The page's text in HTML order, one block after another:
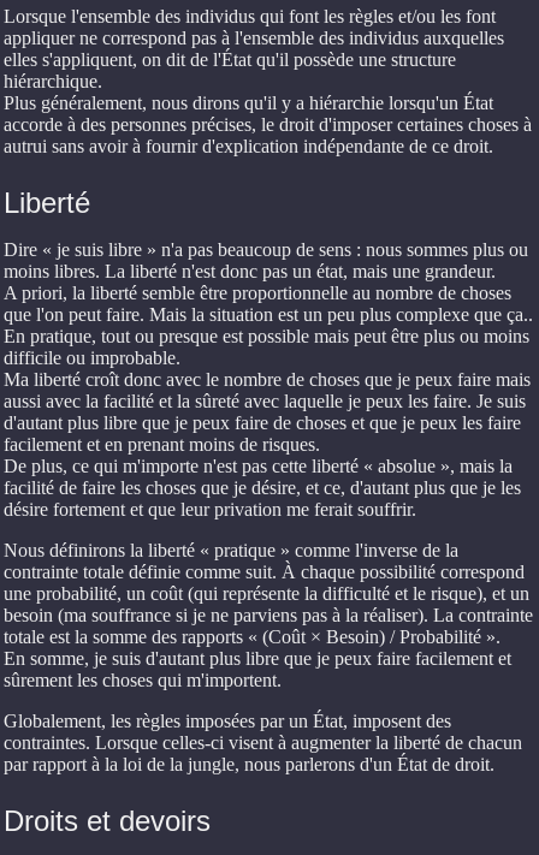
Lorsque l'ensemble des individus qui font les règles et/ou les font
appliquer ne correspond pas à l'ensemble des individus auxquelles
elles s'appliquent, on dit de l'État qu'il possède une structure
hiérarchique.
Plus généralement, nous dirons qu'il y a hiérarchie lorsqu'un État
accorde à des personnes précises, le droit d'imposer certaines choses à
autrui sans avoir à fournir d'explication indépendante de ce droit.
Liberté
Dire « je suis libre » n'a pas beaucoup de sens : nous sommes plus ou
moins libres. La liberté n'est donc pas un état, mais une grandeur.
A priori, la liberté semble être proportionnelle au nombre de choses
que l'on peut faire. Mais la situation est un peu plus complexe que ça..
En pratique, tout ou presque est possible mais peut être plus ou moins
difficile ou improbable.
Ma liberté croît donc avec le nombre de choses que je peux faire mais
aussi avec la facilité et la sûreté avec laquelle je peux les faire. Je suis
d'autant plus libre que je peux faire de choses et que je peux les faire
facilement et en prenant moins de risques.
De plus, ce qui m'importe n'est pas cette liberté « absolue », mais la
facilité de faire les choses que je désire, et ce, d'autant plus que je les
désire fortement et que leur privation me ferait souffrir.
Nous définirons la liberté « pratique » comme l'inverse de la
contrainte totale définie comme suit. À chaque possibilité correspond
une probabilité, un coût (qui représente la difficulté et le risque), et un
besoin (ma souffrance si je ne parviens pas à la réaliser). La contrainte
totale est la somme des rapports « (Coût × Besoin) / Probabilité ».
En somme, je suis d'autant plus libre que je peux faire facilement et
sûrement les choses qui m'importent.
Globalement, les règles imposées par un État, imposent des
contraintes. Lorsque celles-ci visent à augmenter la liberté de chacun
par rapport à la loi de la jungle, nous parlerons d'un État de droit.
Droits et devoirs